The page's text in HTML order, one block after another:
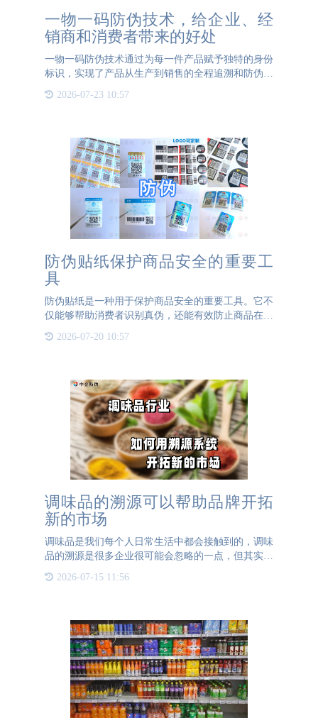
一物一码防伪技术，给企业、经
销商和消费者带来的好处
一物一码防伪技术通过为每一件产品赋予独特的身份
标识，实现了产品从生产到销售的全程追溯和防伪验
证。l对企业的好处1. 增强品牌信任度：一物一码防
伪技术的应用，可以让消费者轻松验证产品真伪，提
2026-07-23 10:57
防伪贴纸保护商品安全的重要工
具
防伪贴纸是一种用于保护商品安全的重要工具。它不
仅能够帮助消费者识别真伪，还能有效防止商品在流
通过程中被替换、伪造或篡改。防伪贴纸的作用1.
识别真伪：防伪贴纸通常包含特殊的标志、图案或文
2026-07-20 10:57
调味品的溯源可以帮助品牌开拓
新的市场
调味品是我们每个人日常生活中都会接触到的，调味
品的溯源是很多企业很可能会忽略的一点，但其实调
调味品是十分劣质的。用着没有来源的原材料和不卫
2026-07-15 11:56